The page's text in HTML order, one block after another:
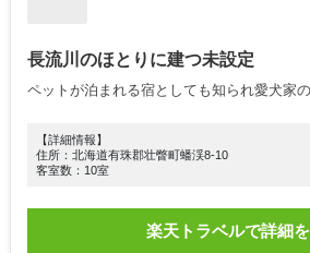
長流川のほとりに建つ未設定
ペットが泊まれる宿としても知られ愛犬家
【詳細情報】
住所：北海道有珠郡壮瞥町蟠渓8-10
客室数：10室
楽天トラベルで詳細